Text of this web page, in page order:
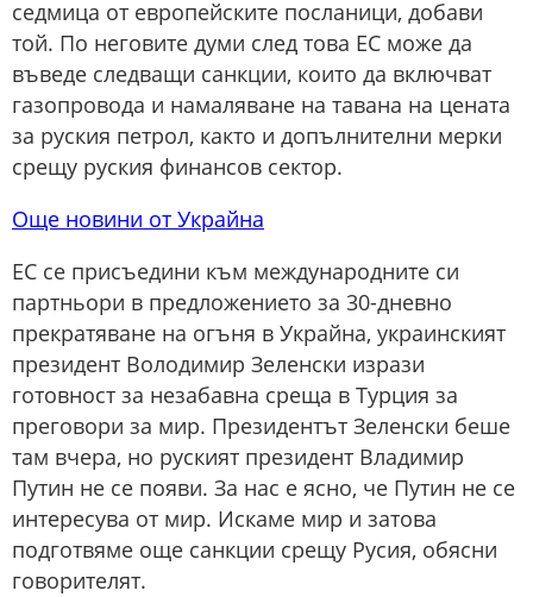
седмица от европейските посланици, добави
той. По неговите думи след това ЕС може да
въведе следващи санкции, които да включват
газопровода и намаляване на тавана на цената
за руския петрол, както и допълнителни мерки
срещу руския финансов сектор.
Още новини от Украйна
ЕС се присъедини към международните си
партньори в предложението за 30-дневно
прекратяване на огъня в Украйна, украинският
президент Володимир Зеленски изрази
готовност за незабавна среща в Турция за
преговори за мир. Президентът Зеленски беше
там вчера, но руският президент Владимир
Путин не се появи. За нас е ясно, че Путин не се
интересува от мир. Искаме мир и затова
подготвяме още санкции срещу Русия, обясни
говорителят.